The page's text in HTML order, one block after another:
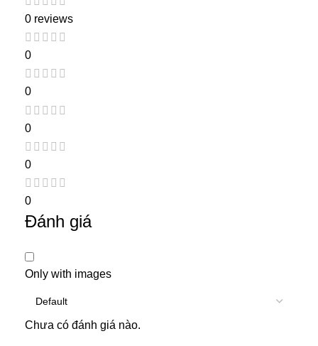
0 reviews
0
0
0
0
0
Đánh giá
Only with images
Chưa có đánh giá nào.